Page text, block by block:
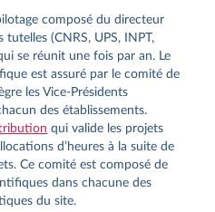
composé du directeur
tutelles (CNRS, UPS, INPT,
se réunit une fois par an. Le
est assuré par le comité de
les Vice-Présidents
des établissements.
qui valide les projets
d’heures à la suite de
Ce comité est composé de
dans chacune des
du site.